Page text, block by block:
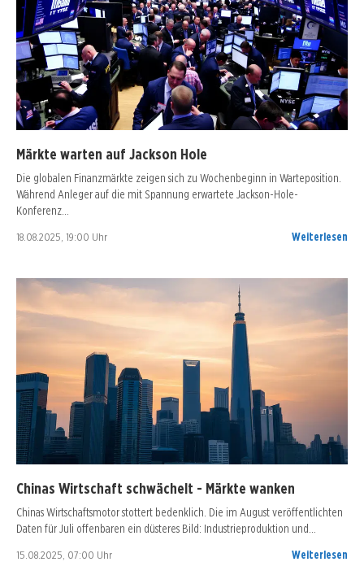
Märkte warten auf Jackson Hole
Die globalen Finanzmärkte zeigen sich zu Wochenbeginn in Warteposition.
Während Anleger auf die mit Spannung erwartete Jackson-Hole-
Konferenz…
18.08.2025, 19:00 Uhr Weiterlesen
Chinas Wirtschaft schwächelt - Märkte wanken
Chinas Wirtschaftsmotor stottert bedenklich. Die im August veröffentlichten
Daten für Juli offenbaren ein düsteres Bild: Industrieproduktion und…
15.08.2025, 07:00 Uhr Weiterlesen